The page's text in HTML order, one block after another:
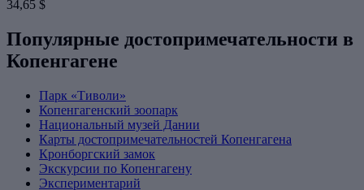
34,65 $
Популярные достопримечательности в
Копенгагене
Парк «Тиволи»
Копенгагенский зоопарк
Национальный музей Дании
Карты достопримечательностей Копенгагена
Кронборгский замок
Экскурсии по Копенгагену
Экспериментарий